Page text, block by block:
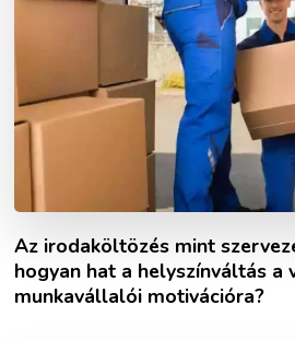
Az irodaköltözés mint
hogyan hat a helyszínváltás
munkavállalói motivációra?